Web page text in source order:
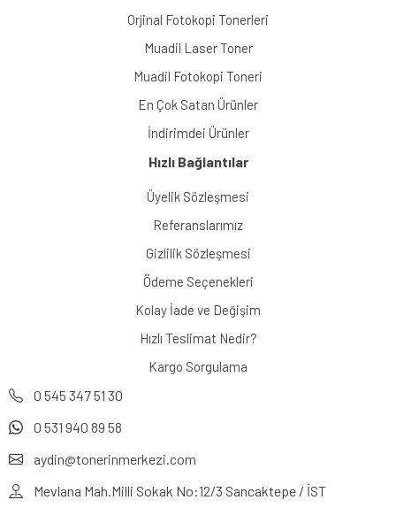
Orjinal Fotokopi Tonerleri
Muadil Laser Toner
Muadil Fotokopi Toneri
En Çok Satan Ürünler
İndirimdei Ürünler
Hızlı Bağlantılar
Üyelik Sözleşmesi
Referanslarımız
Gizlilik Sözleşmesi
Ödeme Seçenekleri
Kolay İade ve Değişim
Hızlı Teslimat Nedir?
Kargo Sorgulama
0 545 347 51 30
0 531 940 89 58
aydin@tonerinmerkezi.com
Mevlana Mah.Milli Sokak No:12/3 Sancaktepe / İST